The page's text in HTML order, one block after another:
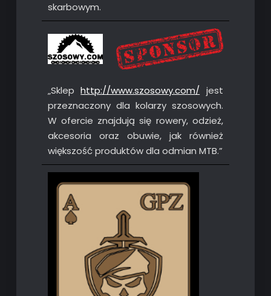
skarbowym.
„Sklephttp://www.szosowy.com/ jest
przeznaczony dla kolarzy szosowych.
W ofercie znajdują się rowery, odzież,
akcesoria oraz obuwie, jak również
większość produktów dla odmian MTB.”